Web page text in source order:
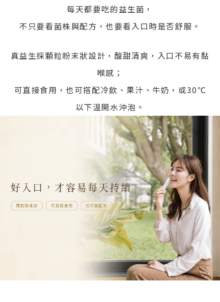
每天都要吃的益生菌，
不只要看菌株與配方，也要看入口時是否舒服。
真益生採顆粒粉末狀設計，酸甜清爽，入口不易有黏
喉感；
可直接食用，也可搭配冷飲、果汁、牛奶，或30℃
以下溫開水沖泡。